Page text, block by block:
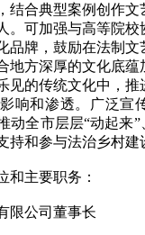
结合典型案例创作文
。可加强与高等院校
品牌，鼓励在法制文
地方深厚的文化底蕴
见的传统文化中，推
响和渗透。广泛宣
动全市层层“动起来”
持和参与法治乡村建
主要职务：
公司董事长